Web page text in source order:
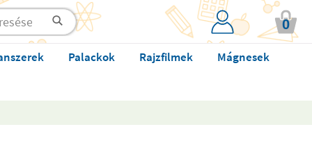
0
Palackok Rajzfilmek
Mágnesek